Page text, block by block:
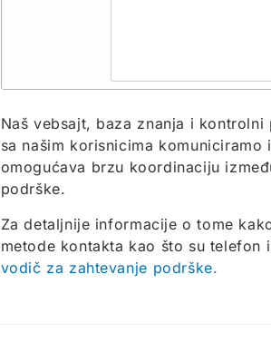
Naš vebsajt, baza znanja i
sa našim korisnicima
omogućava brzu koordinaciju
podrške.
Za detaljnije informacije o tome
metode kontakta kao što su
vodič za zahtevanje podrške.